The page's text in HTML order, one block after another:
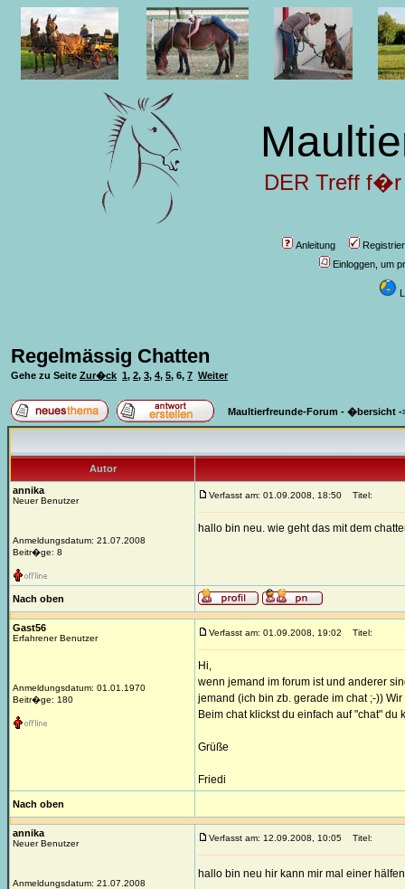
DER Treff f�r
Anleitung
Einloggen, um
Regelmässig Chatten
Gehe zu Seite Zur�ck 1, 2, 3, 4, 5, 6, 7 Weiter
Maultierfreunde-Forum - �bersicht -
Autor
annika
Neuer Benutzer
Anmeldungsdatum: 21.07.2008
Beitr�ge: 8
Verfasst am: 01.09.2008, 18:50 Titel:
hallo bin neu. wie geht das mit dem
Nach oben
Gast56
Erfahrener Benutzer
Anmeldungsdatum: 01.01.1970
Beitr�ge: 180
Verfasst am: 01.09.2008, 19:02 Titel:
Hi,
wenn jemand im forum ist und anderer
jemand (ich bin zb. gerade im chat ;-))
Beim chat klickst du einfach auf "chat"
Grüße
Friedi
Nach oben
annika
Neuer Benutzer
Anmeldungsdatum: 21.07.2008
Verfasst am: 12.09.2008, 10:05 Titel:
hallo bin neu hir kann mir mal einer